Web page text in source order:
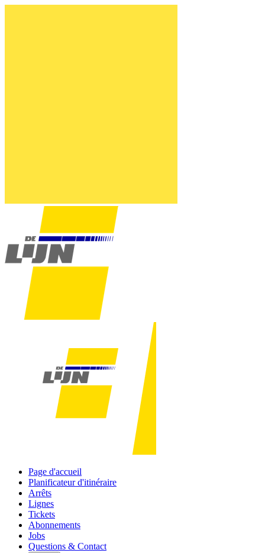
Page d'accueil
Planificateur d'itinéraire
Arrêts
Lignes
Tickets
Abonnements
Jobs
Questions & Contact